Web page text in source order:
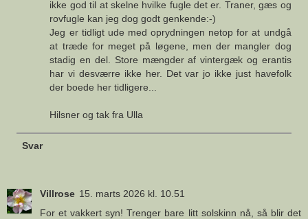
ikke god til at skelne hvilke fugle det er. Traner, gæs og
rovfugle kan jeg dog godt genkende:-)
Jeg er tidligt ude med oprydningen netop for at undgå
at træde for meget på løgene, men der mangler dog
stadig en del. Store mængder af vintergæk og erantis
har vi desværre ikke her. Det var jo ikke just havefolk
der boede her tidligere...
Hilsner og tak fra Ulla
Svar
Villrose 15. marts 2026 kl. 10.51
For et vakkert syn! Trenger bare litt solskinn nå, så blir det